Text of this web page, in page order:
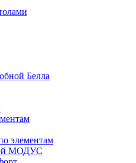
Белла
элементам
МОДУС